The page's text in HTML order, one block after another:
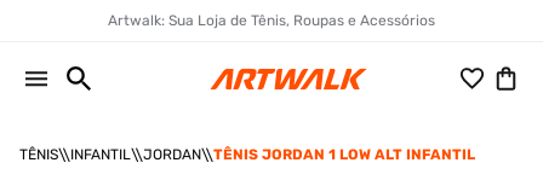
Artwalk: Sua Loja de Tênis, Roupas e Acessórios
TÊNIS INFANTIL JORDAN TÊNIS JORDAN 1 LOW ALT INFANTIL